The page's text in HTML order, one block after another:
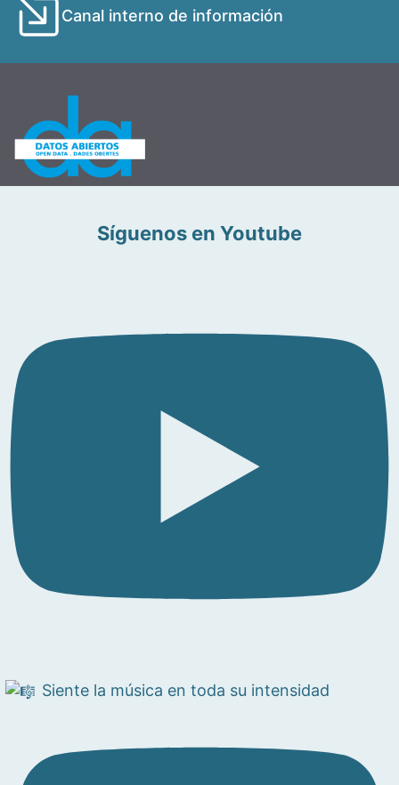
Canal interno de información
Síguenos en Youtube
Siente la música en toda su intensidad